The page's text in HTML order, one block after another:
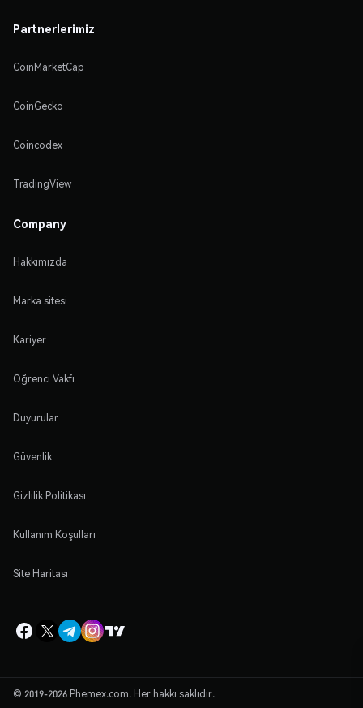
Partnerlerimiz
CoinMarketCap
CoinGecko
Coincodex
TradingView
Company
Hakkımızda
Marka sitesi
Kariyer
Öğrenci Vakfı
Duyurular
Güvenlik
Gizlilik Politikası
Kullanım Koşulları
Site Haritası
© 2019-2026 Phemex.com. Her hakkı saklıdır.